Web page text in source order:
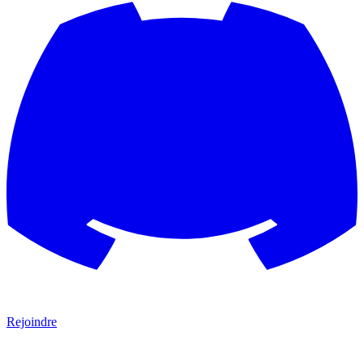
Rejoindre